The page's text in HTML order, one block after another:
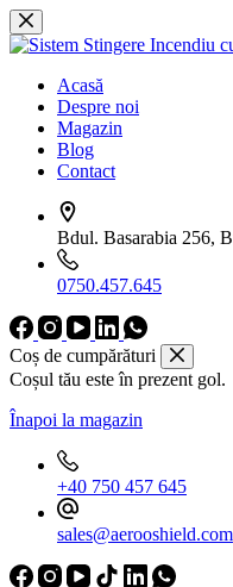
Sari
la
Acasă
Despre noi
Magazin
Blog
Contact
Bdul. Basarabia 256,
0750.457.645
Coș de cumpărături
Coșul tău este în prezent gol.
Înapoi la magazin
+40 750 457 645
sales@aerooshield.com